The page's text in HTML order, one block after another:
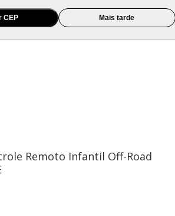
CEP Mais tarde
Road Maxi Toys
Remoto Infantil Off-Road